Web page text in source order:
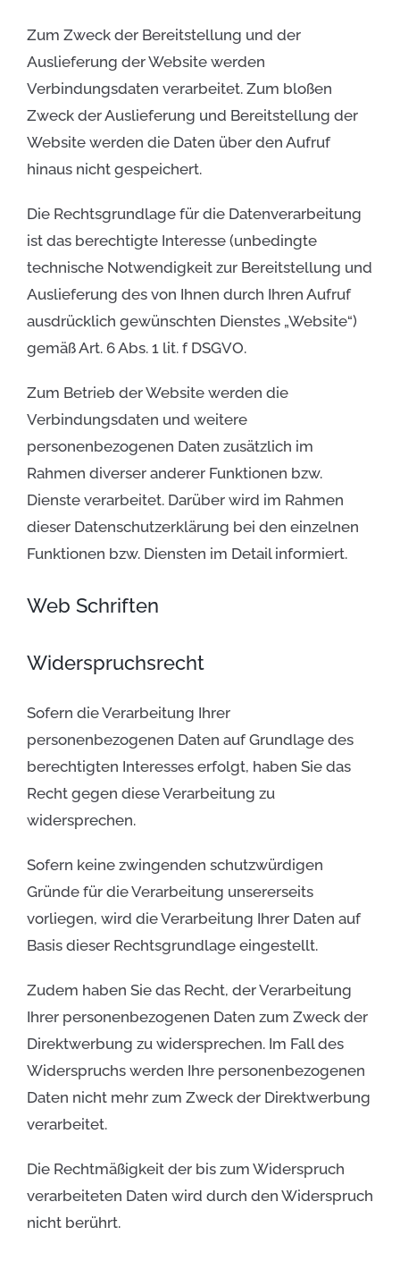
Zum Zweck der Bereitstellung und der
Auslieferung der Website werden
Verbindungsdaten verarbeitet. Zum bloßen
Zweck der Auslieferung und Bereitstellung der
Website werden die Daten über den Aufruf
hinaus nicht gespeichert.
Die Rechtsgrundlage für die Datenverarbeitung
ist das berechtigte Interesse (unbedingte
technische Notwendigkeit zur Bereitstellung und
Auslieferung des von Ihnen durch Ihren Aufruf
ausdrücklich gewünschten Dienstes „Website“)
gemäß Art. 6 Abs. 1 lit. f DSGVO.
Zum Betrieb der Website werden die
Verbindungsdaten und weitere
personenbezogenen Daten zusätzlich im
Rahmen diverser anderer Funktionen bzw.
Dienste verarbeitet. Darüber wird im Rahmen
dieser Datenschutzerklärung bei den einzelnen
Funktionen bzw. Diensten im Detail informiert.
Web Schriften
Widerspruchsrecht
Sofern die Verarbeitung Ihrer
personenbezogenen Daten auf Grundlage des
berechtigten Interesses erfolgt, haben Sie das
Recht gegen diese Verarbeitung zu
widersprechen.
Sofern keine zwingenden schutzwürdigen
Gründe für die Verarbeitung unsererseits
vorliegen, wird die Verarbeitung Ihrer Daten auf
Basis dieser Rechtsgrundlage eingestellt.
Zudem haben Sie das Recht, der Verarbeitung
Ihrer personenbezogenen Daten zum Zweck der
Direktwerbung zu widersprechen. Im Fall des
Widerspruchs werden Ihre personenbezogenen
Daten nicht mehr zum Zweck der Direktwerbung
verarbeitet.
Die Rechtmäßigkeit der bis zum Widerspruch
verarbeiteten Daten wird durch den Widerspruch
nicht berührt.